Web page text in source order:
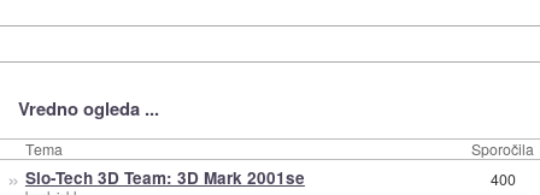
Vredno ogleda ...
Tema Sporočila
» Slo-Tech 3D Team: 3D Mark 2001se 400